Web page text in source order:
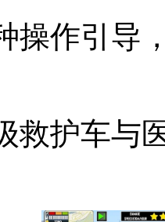
操作引导
救护车与